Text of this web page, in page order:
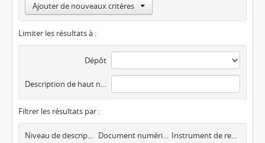
Ajouter de nouveaux critères
Limiter les résultats à :
Dépôt
Description de haut niveau
Filtrer les résultats par :
Niveau de description Document numérisé disponible Instrument de recherche